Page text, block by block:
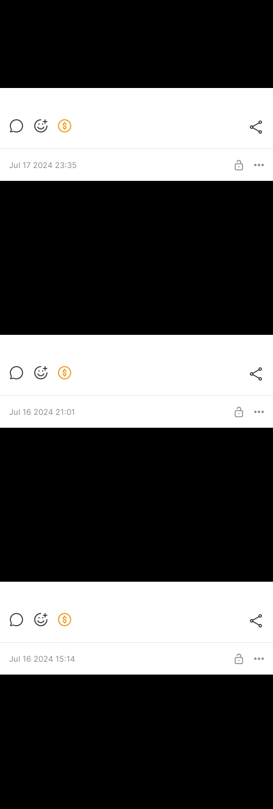
Jul 17 2024 23:35
Jul 16 2024 21:01
Jul 16 2024 15:14